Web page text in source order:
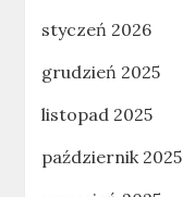
styczeń 2026
grudzień 2025
listopad 2025
październik 2025